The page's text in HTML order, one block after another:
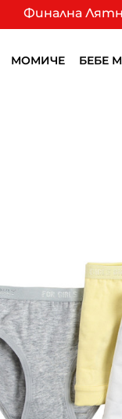
Финална
МОМИЧЕ БЕБЕ